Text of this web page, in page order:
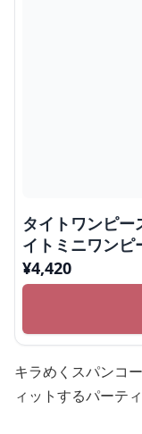
タイトワンピー
イトミニワンピ
¥4,420
キラめくスパンコ
ィットするパーテ